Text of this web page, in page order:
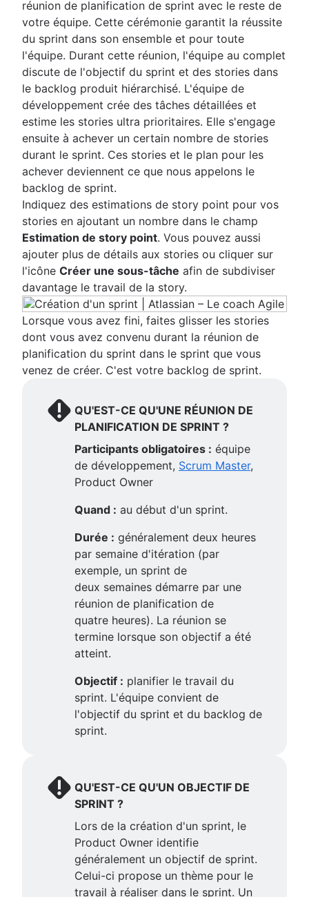
réunion de planification de sprint avec le reste de
votre équipe. Cette cérémonie garantit la réussite
du sprint dans son ensemble et pour toute
l'équipe. Durant cette réunion, l'équipe au complet
discute de l'objectif du sprint et des stories dans
le backlog produit hiérarchisé. L'équipe de
développement crée des tâches détaillées et
estime les stories ultra prioritaires. Elle s'engage
ensuite à achever un certain nombre de stories
durant le sprint. Ces stories et le plan pour les
achever deviennent ce que nous appelons le
backlog de sprint.
Indiquez des estimations de story point pour vos
stories en ajoutant un nombre dans le champ
Estimation de story point. Vous pouvez aussi
ajouter plus de détails aux stories ou cliquer sur
l'icône Créer une sous-tâche afin de subdiviser
davantage le travail de la story.
Lorsque vous avez fini, faites glisser les stories
dont vous avez convenu durant la réunion de
planification du sprint dans le sprint que vous
venez de créer. C'est votre backlog de sprint.
QU'EST-CE QU'UNE RÉUNION DE
PLANIFICATION DE SPRINT ?
Participants obligatoires : équipe
de développement, Scrum Master,
Product Owner
Quand : au début d'un sprint.
Durée : généralement deux heures
par semaine d'itération (par
exemple, un sprint de
deux semaines démarre par une
réunion de planification de
quatre heures). La réunion se
termine lorsque son objectif a été
atteint.
Objectif : planifier le travail du
sprint. L'équipe convient de
l'objectif du sprint et du backlog de
sprint.
QU'EST-CE QU'UN OBJECTIF DE
SPRINT ?
Lors de la création d'un sprint, le
Product Owner identifie
généralement un objectif de sprint.
Celui-ci propose un thème pour le
travail à réaliser dans le sprint. Un